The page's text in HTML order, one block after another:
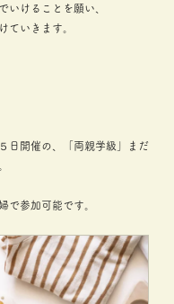
いけることを願い、
ていきます。
日開催の、「両親学級」まだ
で参加可能です。